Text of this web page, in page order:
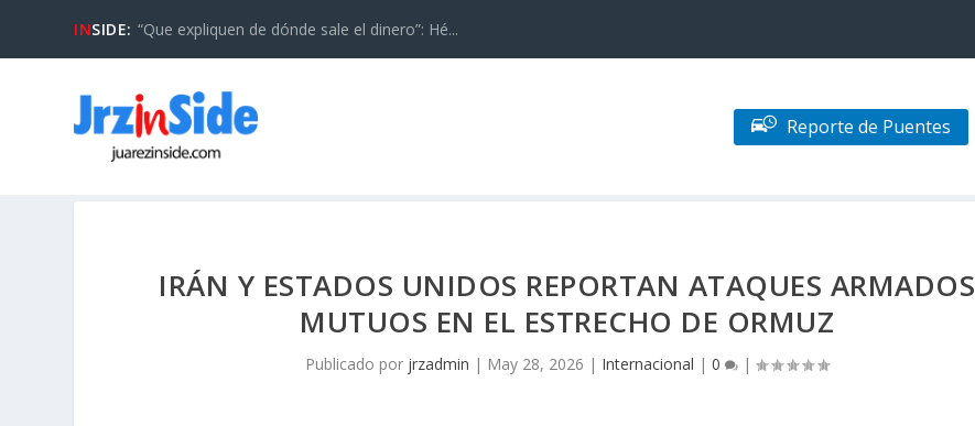
INSIDE: “Que expliquen de dónde sale el dinero”: Hé...
Reporte de Puentes
IRÁN Y ESTADOS UNIDOS REPORTAN ATAQUES ARMADOS
MUTUOS EN EL ESTRECHO DE ORMUZ
Publicado por jrzadmin | May 28, 2026 | Internacional |0 |